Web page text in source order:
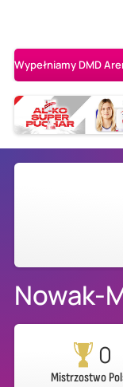
Wypełniamy DMD
Nowak-
0
Mistrzostwo